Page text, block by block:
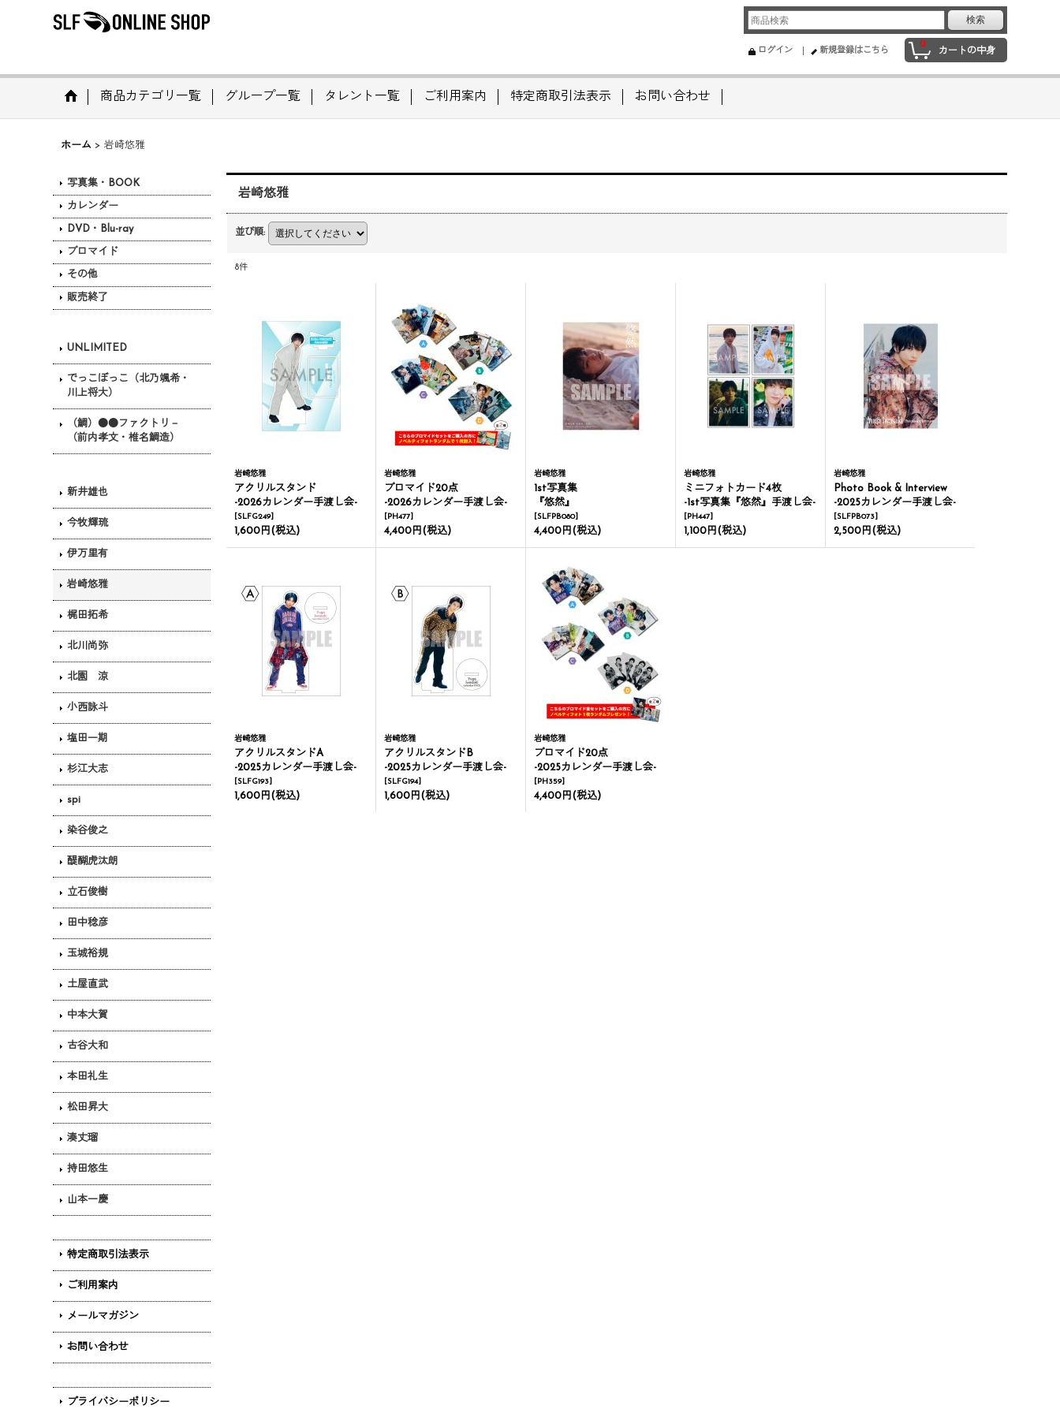
0
カートの中身
ログイン 新規登録はこちら
商品カテゴリ一覧 グループ一覧 タレント一覧 ご利用案内 特定商取引法表示 お問い合わせ
ホーム > 岩崎悠雅
写真集・BOOK
カレンダー
DVD・Blu-ray
ブロマイド
その他
販売終了
UNLIMITED
でっこぼっこ（北乃颯希・
川上将大）
（鯛）●●ファクトリ－
（前内孝文・椎名鯛造）
新井雄也
今牧輝琉
伊万里有
岩崎悠雅
梶田拓希
北川尚弥
北園 涼
小西詠斗
塩田一期
杉江大志
spi
染谷俊之
醍醐虎汰朗
立石俊樹
田中稔彦
玉城裕規
土屋直武
中本大賀
古谷大和
本田礼生
松田昇大
湊丈瑠
持田悠生
山本一慶
特定商取引法表示
ご利用案内
メールマガジン
お問い合わせ
プライバシーポリシー
岩崎悠雅
並び順:
8件
岩崎悠雅
アクリルスタンド
-2026カレンダー手渡し会-
[SLFG249]
1,600円 (税込)
岩崎悠雅
ブロマイド20点
-2026カレンダー手渡し会-
[PH477]
4,400円 (税込)
岩崎悠雅
1st写真集
『悠然』
[SLFPB080]
4,400円 (税込)
岩崎悠雅
ミニフォトカード4枚
-1st写真集『悠然』手渡し会-
[PH447]
1,100円 (税込)
岩崎悠雅
Photo Book & Interview
-2025カレンダー手渡し会-
[SLFPB073]
2,500円 (税込)
岩崎悠雅
アクリルスタンドA
-2025カレンダー手渡し会-
[SLFG193]
1,600円 (税込)
岩崎悠雅
アクリルスタンドB
-2025カレンダー手渡し会-
[SLFG194]
1,600円 (税込)
岩崎悠雅
ブロマイド20点
-2025カレンダー手渡し会-
[PH359]
4,400円 (税込)